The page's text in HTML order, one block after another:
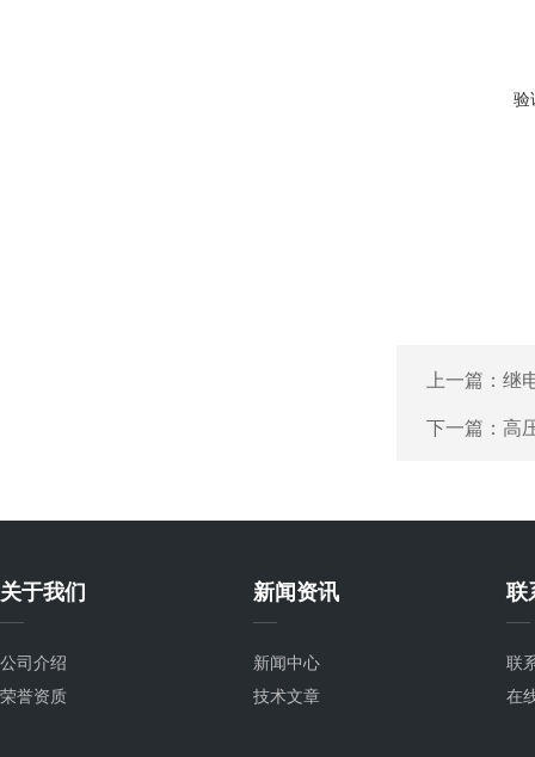
验
上一篇： 继
下一篇： 高
关于我们
公司介绍
荣誉资质
新闻资讯
新闻中心
技术文章
联
联
在